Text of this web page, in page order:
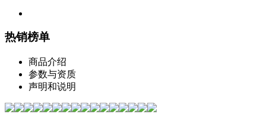
热销榜单
商品介绍
参数与资质
声明和说明